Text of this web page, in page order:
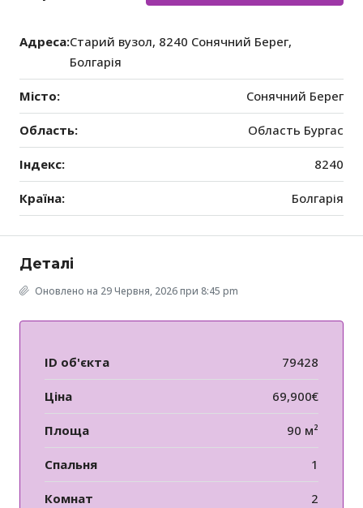
Адреса:Старий вузол, 8240 Сонячний Берег,
Болгарія
Місто: Сонячний Берег
Область: Область Бургас
Індекс: 8240
Країна: Болгарія
Деталі
Оновлено на 29 Червня, 2026 при 8:45 pm
ID об'єкта 79428
Ціна 69,900€
Площа 90 м²
Спальня 1
Комнат 2